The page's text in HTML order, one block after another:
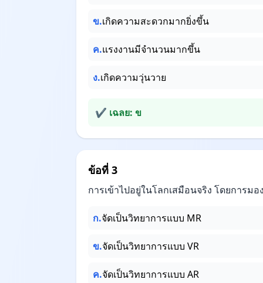
ข.เกิดความสะดวกมากยิ่งขึ้น
ค.แรงงานมีจำนวนมากขึ้น
ง.เกิดความวุ่นวาย
✔ เฉลย: ข
ข้อที่ 3
การเข้าไปอยู่ในโลกเสมือนจริง โดยการม
ก.จัดเป็นวิทยาการแบบ MR
ข.จัดเป็นวิทยาการแบบ VR
ค.จัดเป็นวิทยาการแบบ AR